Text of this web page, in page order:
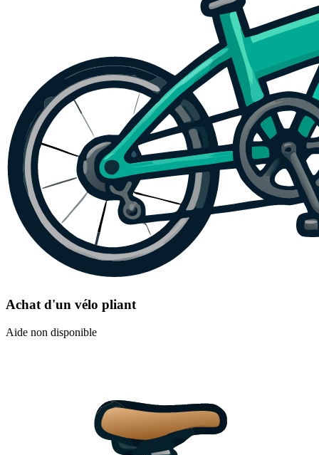
Achat d'un vélo pliant
Aide non disponible